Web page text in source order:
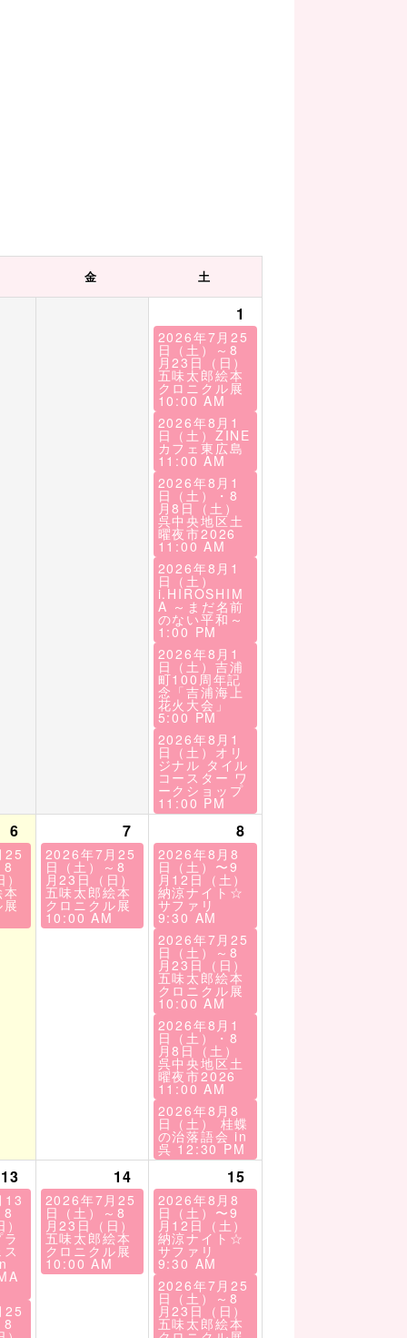
金 土
1
2026年7月25
日（土）～8
月23日（日）
五味太郎絵本
クロニクル展
10:00 AM
2026年8月1
日（土）ZINE
カフェ東広島
11:00 AM
2026年8月1
日（土）・8
月8日（土）
呉中央地区土
曜夜市2026
11:00 AM
2026年8月1
日（土）
i.HIROSHIM
A ～まだ名前
のない平和～
1:00 PM
2026年8月1
日（土）吉浦
町100周年記
念「吉浦海上
花火大会」
5:00 PM
2026年8月1
日（土）オリ
ジナル タイル
コースター ワ
ークショップ
11:00 PM
6
25
8
7
2026年7月25
日（土）～8
月23日（日）
五味太郎絵本
クロニクル展
10:00 AM
8
2026年8月8
日（土）〜9
月12日（土）
納涼ナイト☆
サファリ
9:30 AM
2026年7月25
日（土）～8
月23日（日）
五味太郎絵本
クロニクル展
10:00 AM
2026年8月1
日（土）・8
月8日（土）
呉中央地区土
曜夜市2026
11:00 AM
2026年8月8
日（土） 桂蝶
の治落語会 in
呉12:30 PM
13
13
8
25
8
14
2026年7月25
日（土）～8
月23日（日）
五味太郎絵本
クロニクル展
10:00 AM
15
2026年8月8
日（土）〜9
月12日（土）
納涼ナイト☆
サファリ
9:30 AM
2026年7月25
日（土）～8
月23日（日）
五味太郎絵本